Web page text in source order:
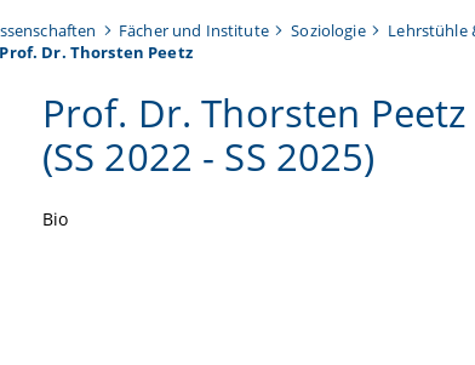
Fächer und Institute Soziologie Lehrstühle
Prof. Dr. Thorsten Peetz
Prof. Dr. Thorsten
(SS 2022 - SS 2025)
Bio